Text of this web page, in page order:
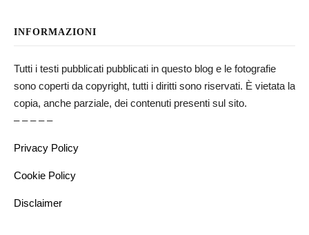
INFORMAZIONI
Tutti i testi pubblicati pubblicati in questo blog e le fotografie
sono coperti da copyright, tutti i diritti sono riservati. È vietata la
copia, anche parziale, dei contenuti presenti sul sito.
– – – – –
Privacy Policy
Cookie Policy
Disclaimer